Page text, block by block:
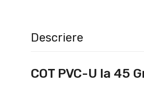
Descriere
COT PVC-U la 45